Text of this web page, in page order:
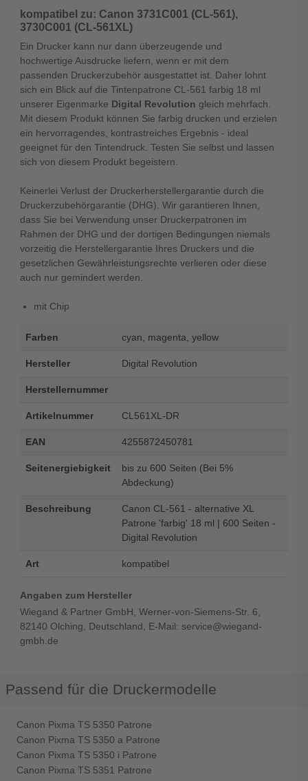
kompatibel zu: Canon 3731C001 (CL-561),
3730C001 (CL-561XL)
Ein Drucker kann nur dann überzeugende und
hochwertige Ausdrucke liefern, wenn er mit dem
passenden Druckerzubehör ausgestattet ist. Daher lohnt
sich ein Blick auf die Tintenpatrone CL-561 farbig 18 ml
unserer Eigenmarke Digital Revolution gleich mehrfach.
Mit diesem Produkt können Sie farbig drucken und erzielen
ein hervorragendes, kontrastreiches Ergebnis - ideal
geeignet für den Tintendruck. Testen Sie selbst und lassen
sich von diesem Produkt begeistern.
Keinerlei Verlust der Druckerherstellergarantie durch die
Druckerzubehörgarantie (DHG). Wir garantieren Ihnen,
dass Sie bei Verwendung unser Druckerpatronen im
Rahmen der DHG und der dortigen Bedingungen niemals
vorzeitig die Herstellergarantie Ihres Druckers und die
gesetzlichen Gewährleistungsrechte verlieren oder diese
auch nur gemindert werden.
mit Chip
Farben cyan, magenta, yellow
Hersteller Digital Revolution
Herstellernummer
Artikelnummer CL561XL-DR
EAN 4255872450781
Seitenergiebigkeit
bis zu 600 Seiten (Bei 5%
Abdeckung)
Beschreibung
Canon CL-561 - alternative XL
Patrone 'farbig' 18 ml | 600 Seiten -
Digital Revolution
Art kompatibel
Angaben zum Hersteller
Wiegand & Partner GmbH, Werner-von-Siemens-Str. 6,
82140 Olching, Deutschland, E-Mail: service@wiegand-
gmbh.de
Passend für die Druckermodelle
Canon Pixma TS 5350 Patrone
Canon Pixma TS 5350 a Patrone
Canon Pixma TS 5350 i Patrone
Canon Pixma TS 5351 Patrone